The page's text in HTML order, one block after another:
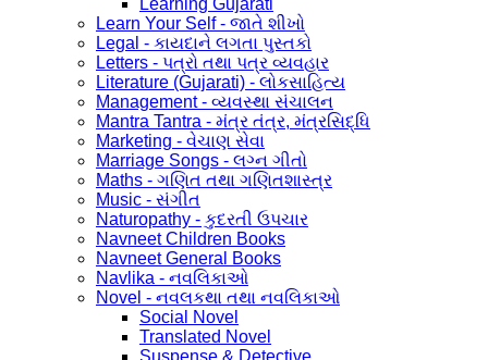
Learning Gujarati
Learn Your Self - જાતે શીખો
Legal - કાયદાને લગતા પુસ્તકો
Letters - પત્રો તથા પત્ર વ્યવહાર
Literature (Gujarati) - લોકસાહિત્ય
Management - વ્યવસ્થા સંચાલન
Mantra Tantra - મંત્ર તંત્ર, મંત્રસિદ્ધિ
Marketing - વેચાણ સેવા
Marriage Songs - લગ્ન ગીતો
Maths - ગણિત તથા ગણિતશાસ્ત્ર
Music - સંગીત
Naturopathy - કુદરતી ઉપચાર
Navneet Children Books
Navneet General Books
Navlika - નવલિકાઓ
Novel - નવલકથા તથા નવલિકાઓ
Social Novel
Translated Novel